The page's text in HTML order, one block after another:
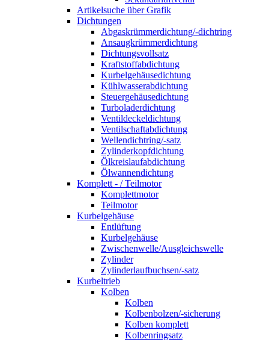
Artikelsuche über Grafik
Dichtungen
Abgaskrümmerdichtung/-dichtring
Ansaugkrümmerdichtung
Dichtungsvollsatz
Kraftstoffabdichtung
Kurbelgehäusedichtung
Kühlwasserabdichtung
Steuergehäusedichtung
Turboladerdichtung
Ventildeckeldichtung
Ventilschaftabdichtung
Wellendichtring/-satz
Zylinderkopfdichtung
Ölkreislaufabdichtung
Ölwannendichtung
Komplett - / Teilmotor
Komplettmotor
Teilmotor
Kurbelgehäuse
Entlüftung
Kurbelgehäuse
Zwischenwelle/Ausgleichswelle
Zylinder
Zylinderlaufbuchsen/-satz
Kurbeltrieb
Kolben
Kolben
Kolbenbolzen/-sicherung
Kolben komplett
Kolbenringsatz